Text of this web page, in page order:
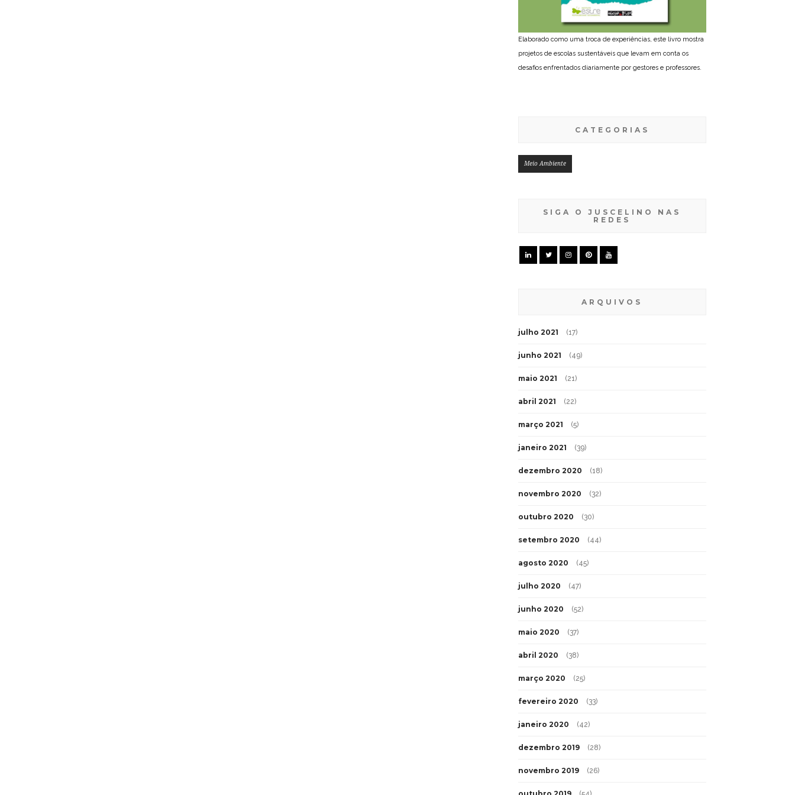
Elaborado como uma troca de experiências, este livro mostra
projetos de escolas sustentáveis que levam em conta os
desafios enfrentados diariamente por gestores e professores.
CATEGORIAS
Meio Ambiente
SIGA O JUSCELINO NAS
REDES
ARQUIVOS
julho 2021 (17)
junho 2021 (49)
maio 2021 (21)
abril 2021 (22)
março 2021 (5)
janeiro 2021 (39)
dezembro 2020 (18)
novembro 2020 (32)
outubro 2020 (30)
setembro 2020 (44)
agosto 2020 (45)
julho 2020 (47)
junho 2020 (52)
maio 2020 (37)
abril 2020 (38)
março 2020 (25)
fevereiro 2020 (33)
janeiro 2020 (42)
dezembro 2019 (28)
novembro 2019 (26)
outubro 2019